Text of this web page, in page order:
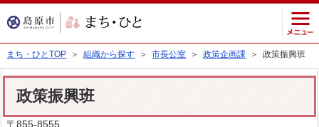
まち・ひとTOP ＞組織から探す ＞市長公室 ＞政策企画課 ＞ 政策振興班
政策振興班
〒855-8555